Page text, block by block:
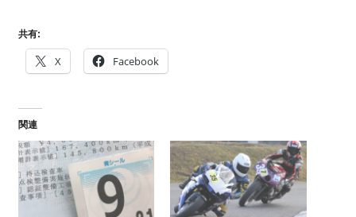
共有:
X Facebook
関連